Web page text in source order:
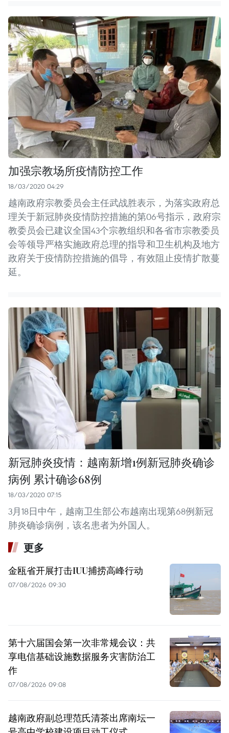
加强宗教场所疫情防控工作
18/03/2020 04:29
越南政府宗教委员会主任武战胜表示，为落实政府总
理关于新冠肺炎疫情防控措施的第06号指示，政府宗
教委员会已建议全国43个宗教组织和各省市宗教委员
会等领导严格实施政府总理的指导和卫生机构及地方
政府关于疫情防控措施的倡导，有效阻止疫情扩散蔓
延。
新冠肺炎疫情：越南新增1例新冠肺炎确诊
病例 累计确诊68例
18/03/2020 07:15
3月18日中午，越南卫生部公布越南出现第68例新冠
肺炎确诊病例，该名患者为外国人。
更多
金瓯省开展打击IUU捕捞高峰行动
07/08/2026 09:30
第十六届国会第一次非常规会议：共
享电信基础设施数据服务灾害防治工
作
07/08/2026 09:08
越南政府副总理范氏清茶出席南坛一